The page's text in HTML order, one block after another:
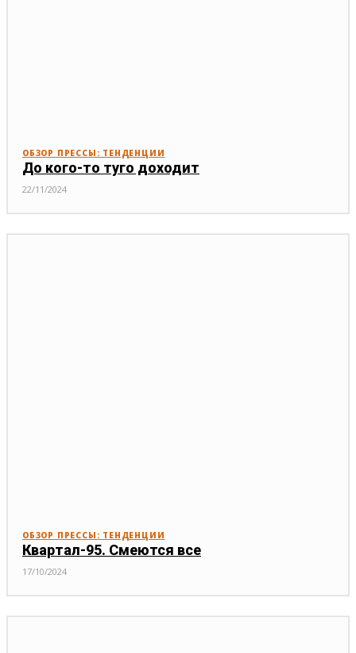
ОБЗОР ПРЕССЫ: ТЕНДЕНЦИИ
До кого-то туго доходит
22/11/2024
ОБЗОР ПРЕССЫ: ТЕНДЕНЦИИ
Квартал-95. Смеются все
17/10/2024